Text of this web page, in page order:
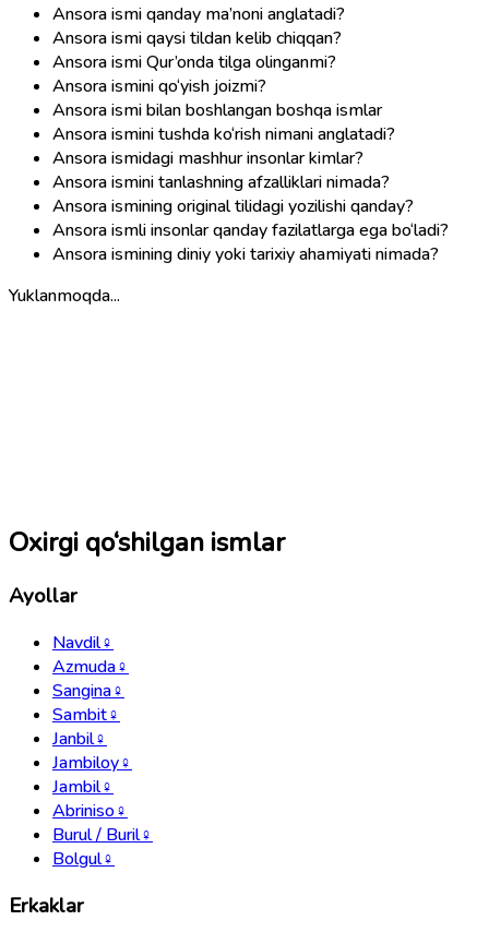
Ansora ismi qanday ma’noni anglatadi?
Ansora ismi qaysi tildan kelib chiqqan?
Ansora ismi Qur’onda tilga olinganmi?
Ansora ismini qo‘yish joizmi?
Ansora ismi bilan boshlangan boshqa ismlar
Ansora ismini tushda ko‘rish nimani anglatadi?
Ansora ismidagi mashhur insonlar kimlar?
Ansora ismini tanlashning afzalliklari nimada?
Ansora ismining original tilidagi yozilishi qanday?
Ansora ismli insonlar qanday fazilatlarga ega bo‘ladi?
Ansora ismining diniy yoki tarixiy ahamiyati nimada?
Yuklanmoqda...
Oxirgi qo‘shilgan ismlar
Ayollar
Navdil♀
Azmuda♀
Sangina♀
Sambit♀
Janbil♀
Jambiloy♀
Jambil♀
Abriniso♀
Burul / Buril♀
Bolgul♀
Erkaklar